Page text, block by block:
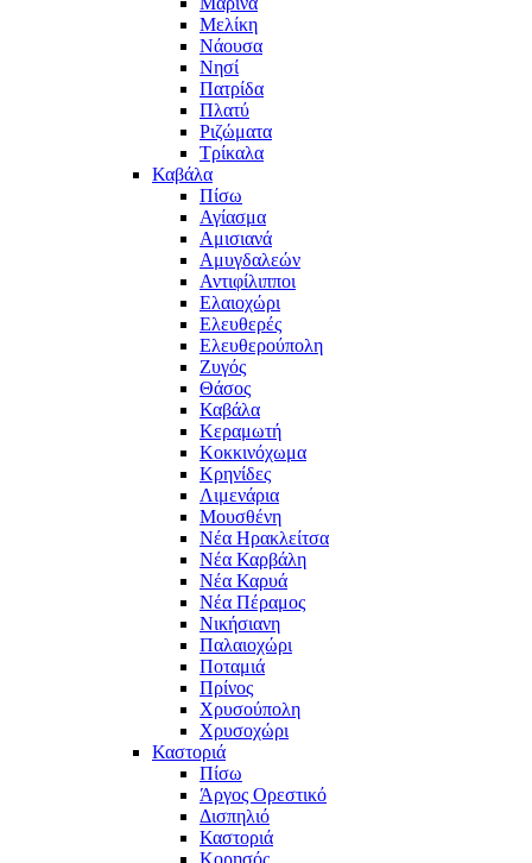
Μελίκη
Νάουσα
Νησί
Πατρίδα
Πλατύ
Ριζώματα
Τρίκαλα
Καβάλα
Πίσω
Αγίασμα
Αμισιανά
Αμυγδαλεών
Αντιφίλιπποι
Ελαιοχώρι
Ελευθερές
Ελευθερούπολη
Ζυγός
Θάσος
Καβάλα
Κεραμωτή
Κοκκινόχωμα
Κρηνίδες
Λιμενάρια
Μουσθένη
Νέα Ηρακλείτσα
Νέα Καρβάλη
Νέα Καρυά
Νέα Πέραμος
Νικήσιανη
Παλαιοχώρι
Ποταμιά
Πρίνος
Χρυσούπολη
Χρυσοχώρι
Καστοριά
Πίσω
Άργος Ορεστικό
Δισπηλιό
Καστοριά
Κορησός